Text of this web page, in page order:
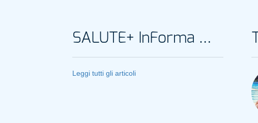
SALUTE+ InForma Magazine
Leggi tutti gli articoli